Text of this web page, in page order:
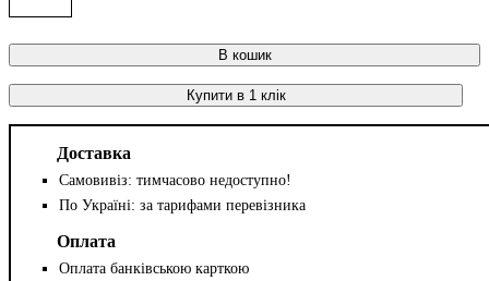
В кошик
Купити в 1 клік
Доставка
Самовивіз: тимчасово недоступно!
По Україні: за тарифами перевізника
Оплата
Оплата банківською карткою